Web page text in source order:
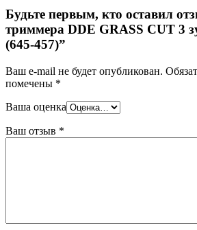
Будьте первым, кто оставил
триммера DDE GRASS CUT 3
(645-457)”
Ваш e-mail не будет опубликован.
помечены *
Ваша оценка
Ваш отзыв *